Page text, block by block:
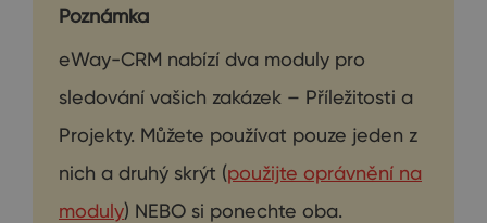
Poznámka
eWay-CRM nabízí dva moduly pro
sledování vašich zakázek – Příležitosti a
Projekty. Můžete používat pouze jeden z
nich a druhý skrýt (použijte oprávnění na
moduly) NEBO si ponechte oba.